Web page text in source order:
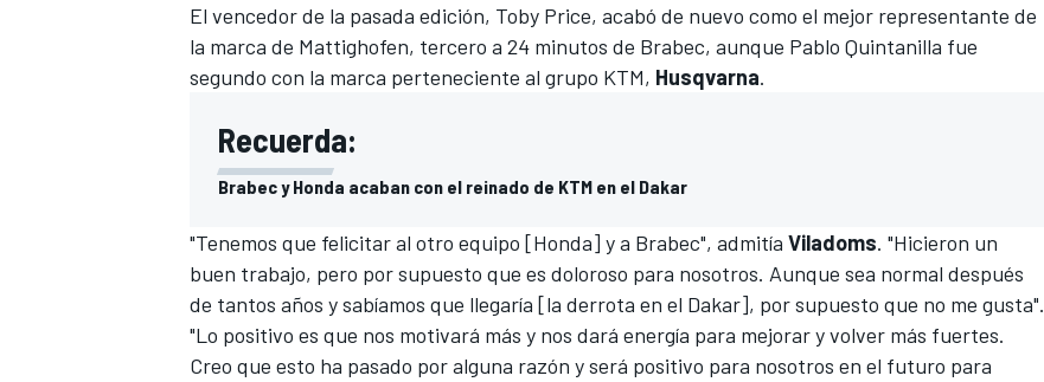
El vencedor de la pasada edición, Toby Price, acabó de nuevo como el mejor representante de
la marca de Mattighofen, tercero a 24 minutos de Brabec, aunque Pablo Quintanilla fue
segundo con la marca perteneciente al grupo KTM, Husqvarna.
Recuerda:
Brabec y Honda acaban con el reinado de KTM en el Dakar
"Tenemos que felicitar al otro equipo [Honda] y a Brabec", admitía Viladoms. "Hicieron un
buen trabajo, pero por supuesto que es doloroso para nosotros. Aunque sea normal después
de tantos años y sabíamos que llegaría [la derrota en el Dakar], por supuesto que no me gusta".
"Lo positivo es que nos motivará más y nos dará energía para mejorar y volver más fuertes.
Creo que esto ha pasado por alguna razón y será positivo para nosotros en el futuro para